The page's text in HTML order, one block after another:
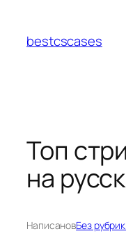
содержимому
bestcscases
Топ
на
НаписановБез